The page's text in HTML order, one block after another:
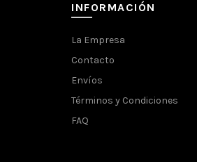
INFORMACIÓN
La Empresa
Contacto
Envíos
Términos y Condiciones
FAQ